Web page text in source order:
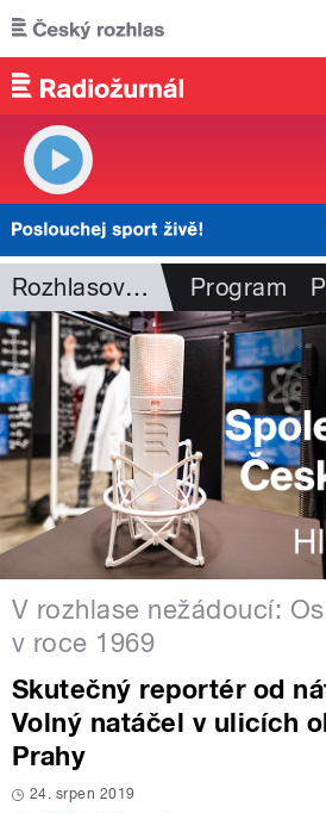
Přejít k hlavnímu obsahu
Rozhlasová historie Program
V rozhlase nežádoucí:
v roce 1969
Skutečný reportér od
Volný natáčel v ulicích
Prahy
24. srpen 2019